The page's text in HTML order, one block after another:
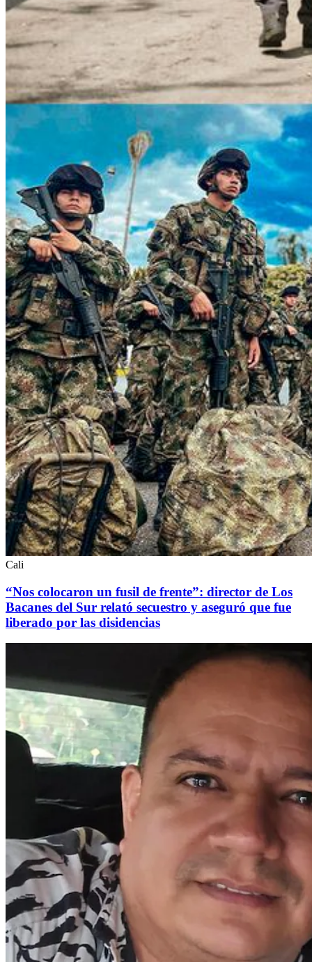
Cali
“Nos colocaron un fusil de frente”: director de Los
Bacanes del Sur relató secuestro y aseguró que fue
liberado por las disidencias